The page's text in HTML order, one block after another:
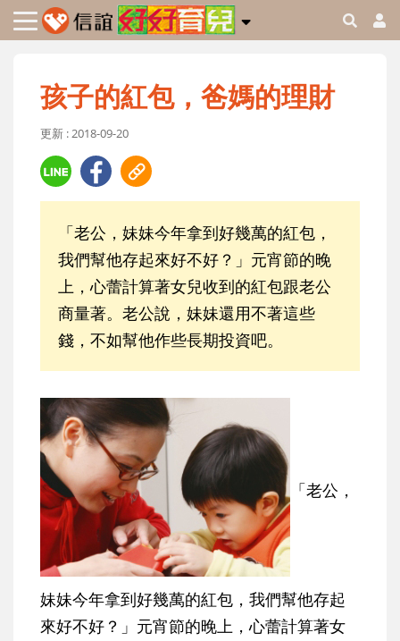
孩子的紅包，爸媽的理財
更新 : 2018-09-20
「老公，妹妹今年拿到好幾萬的紅包，
我們幫他存起來好不好？」元宵節的晚
上，心蕾計算著女兒收到的紅包跟老公
商量著。老公說，妹妹還用不著這些
錢，不如幫他作些長期投資吧。
「老公，
妹妹今年拿到好幾萬的紅包，我們幫他存起
來好不好？」元宵節的晚上，心蕾計算著女